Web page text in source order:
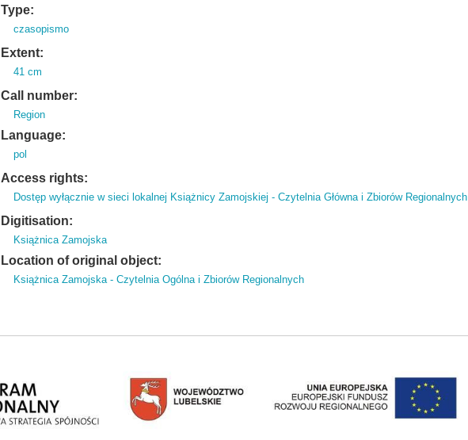
Type:
czasopismo
Extent:
41 cm
Call number:
Region
Language:
pol
Access rights:
Dostęp wyłącznie w sieci lokalnej Książnicy Zamojskiej - Czytelnia Główna i Zbiorów Regionalnych
Digitisation:
Książnica Zamojska
Location of original object:
Książnica Zamojska - Czytelnia Ogólna i Zbiorów Regionalnych